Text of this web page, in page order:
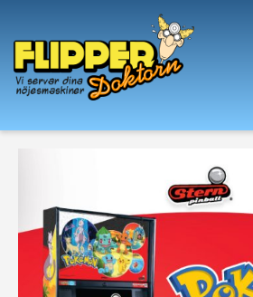
product
me thecolour